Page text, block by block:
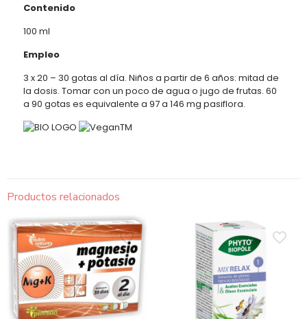
Contenido
100 ml
Empleo
3 x 20 – 30 gotas al día. Niños a partir de 6 años: mitad de
la dosis. Tomar con un poco de agua o jugo de frutas. 60
a 90 gotas es equivalente a 97 a 146 mg pasiflora.
Productos relacionados